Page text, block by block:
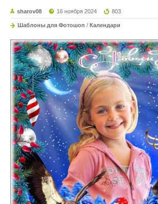
sharov08 16 ноября 2024 803
Шаблоны для Фотошоп / Календари